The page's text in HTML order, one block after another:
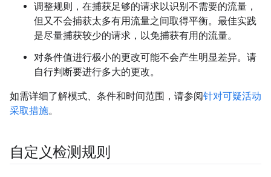
调整规则，在捕获足够的请求以识别不需要的流量，
但又不会捕获太多有用流量之间取得平衡。最佳实践
是尽量捕获较少的请求，以免捕获有用的流量。
对条件值进行极小的更改可能不会产生明显差异。请
自行判断要进行多大的更改。
如需详细了解模式、条件和时间范围，请参阅针对可疑活动
采取措施。
自定义检测规则